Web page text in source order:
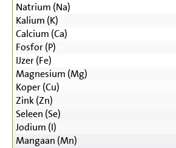
Natrium (Na)
Kalium (K)
Calcium (Ca)
Fosfor (P)
IJzer (Fe)
Magnesium (Mg)
Koper (Cu)
Zink (Zn)
Seleen (Se)
Jodium (I)
Mangaan (Mn)